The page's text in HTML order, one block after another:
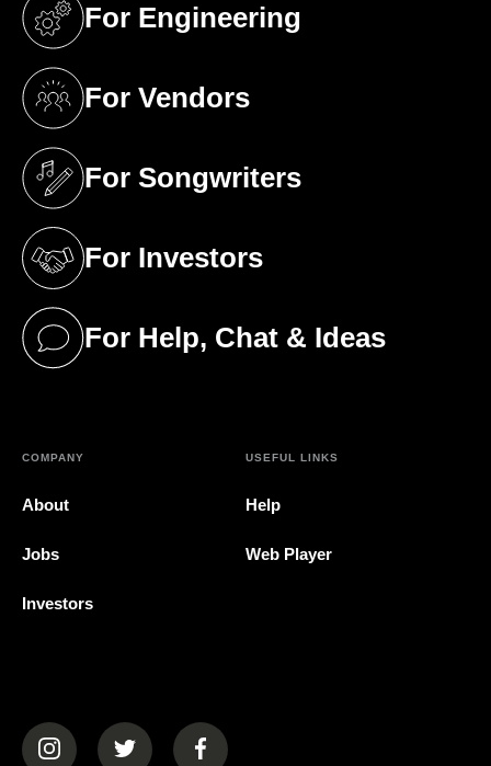
For Engineering
(opens in a new tab)
For Vendors
(opens in a new tab)
For Songwriters
(opens in a new tab)
For Investors
(opens in a new tab)
For Help, Chat & Ideas
(opens in a new tab)
COMPANY
About
Jobs
Investors
USEFUL LINKS
Help
Web Player
(opens in a new tab)(opens in a new tab)(opens in a new tab)